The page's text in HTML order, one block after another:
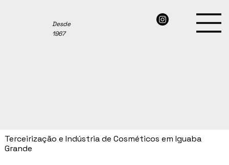
Desde
1967
Terceirização e Indústria de Cosméticos em Iguaba
Grande